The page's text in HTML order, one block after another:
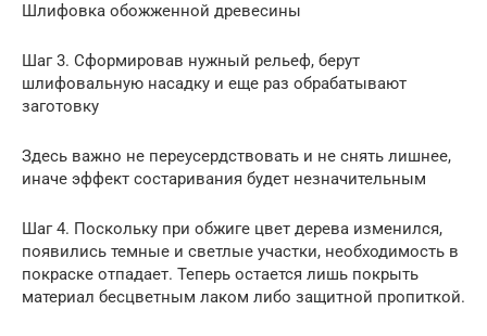
Шлифовка обожженной древесины
Шаг 3. Сформировав нужный рельеф, берут
шлифовальную насадку и еще раз обрабатывают
заготовку
Здесь важно не переусердствовать и не снять лишнее,
иначе эффект состаривания будет незначительным
Шаг 4. Поскольку при обжиге цвет дерева изменился,
появились темные и светлые участки, необходимость в
покраске отпадает. Теперь остается лишь покрыть
материал бесцветным лаком либо защитной пропиткой.